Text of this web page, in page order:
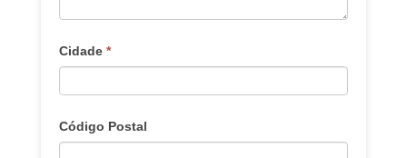
Cidade *
Código Postal